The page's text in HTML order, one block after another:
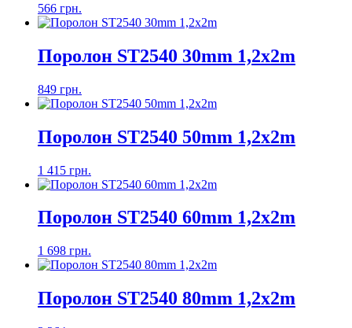
566 грн.
Поролон ST2540 30mm 1,2х2m
849 грн.
Поролон ST2540 50mm 1,2х2m
1 415 грн.
Поролон ST2540 60mm 1,2х2m
1 698 грн.
Поролон ST2540 80mm 1,2х2m